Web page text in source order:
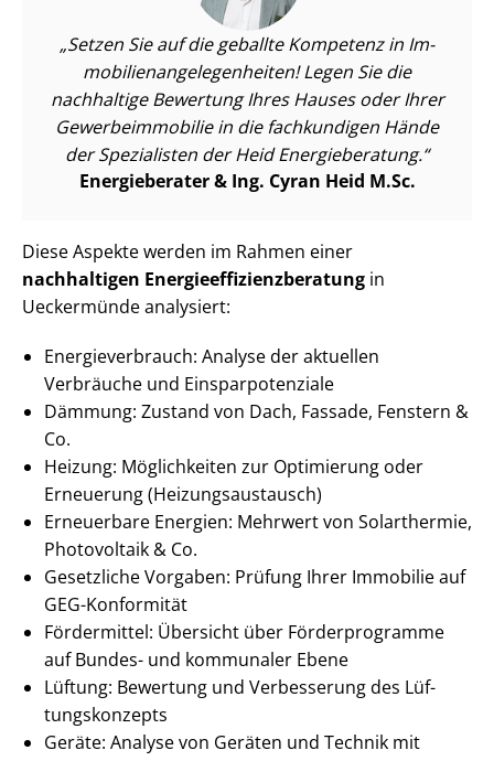
Setzen Sie auf die geballte Kompetenz in Im­
mo­bi­li­en­an­ge­le­gen­hei­ten! Legen Sie die
nachhaltige Bewertung Ihres Hauses oder Ihrer
Ge­wer­be­im­mo­bi­lie in die fachkundigen Hände
der Spezialisten der Heid Energieberatung.
Energieberater & Ing. Cyran Heid M.Sc.
Diese Aspekte werden im Rahmen einer
nachhaltigen En­er­gie­ef­fi­zi­enz­be­ra­tung in
Ueckermünde analysiert:
En­er­gie­ver­brauch: Analyse der aktuellen
Verbräuche und Ein­spar­po­ten­zia­le
Dämmung: Zustand von Dach, Fassade, Fenstern &
Co.
Heizung: Möglichkeiten zur Optimierung oder
Erneuerung (Hei­zungs­aus­tausch)
Erneuerbare Energien: Mehrwert von Solarthermie,
Photovoltaik & Co.
Gesetzliche Vorgaben: Prüfung Ihrer Immobilie auf
GEG-Konformität
Fördermittel: Übersicht über Förderprogramme
auf Bundes- und kommunaler Ebene
Lüftung: Bewertung und Verbesserung des Lüf­
tungs­kon­zepts
Geräte: Analyse von Geräten und Technik mit